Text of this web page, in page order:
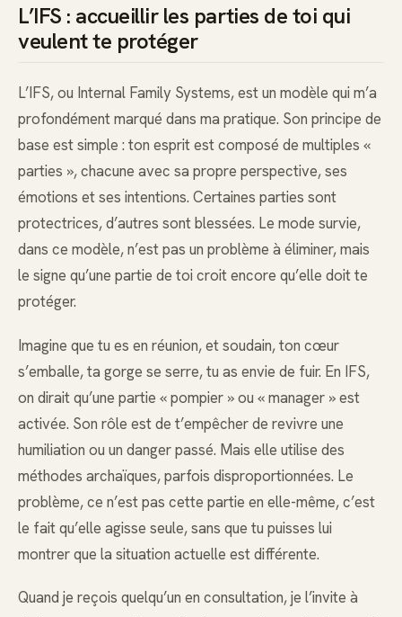
L’IFS : accueillir les parties de toi qui
veulent te protéger
L’IFS, ou Internal Family Systems, est un modèle qui m’a
profondément marqué dans ma pratique. Son principe de
base est simple : ton esprit est composé de multiples «
parties », chacune avec sa propre perspective, ses
émotions et ses intentions. Certaines parties sont
protectrices, d’autres sont blessées. Le mode survie,
dans ce modèle, n’est pas un problème à éliminer, mais
le signe qu’une partie de toi croit encore qu’elle doit te
protéger.
Imagine que tu es en réunion, et soudain, ton cœur
s’emballe, ta gorge se serre, tu as envie de fuir. En IFS,
on dirait qu’une partie « pompier » ou « manager » est
activée. Son rôle est de t’empêcher de revivre une
humiliation ou un danger passé. Mais elle utilise des
méthodes archaïques, parfois disproportionnées. Le
problème, ce n’est pas cette partie en elle-même, c’est
le fait qu’elle agisse seule, sans que tu puisses lui
montrer que la situation actuelle est différente.
Quand je reçois quelqu’un en consultation, je l’invite à